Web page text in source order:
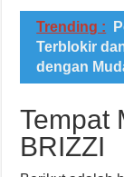
Trending :
Terblokir
dengan
Tempat
BRIZZI